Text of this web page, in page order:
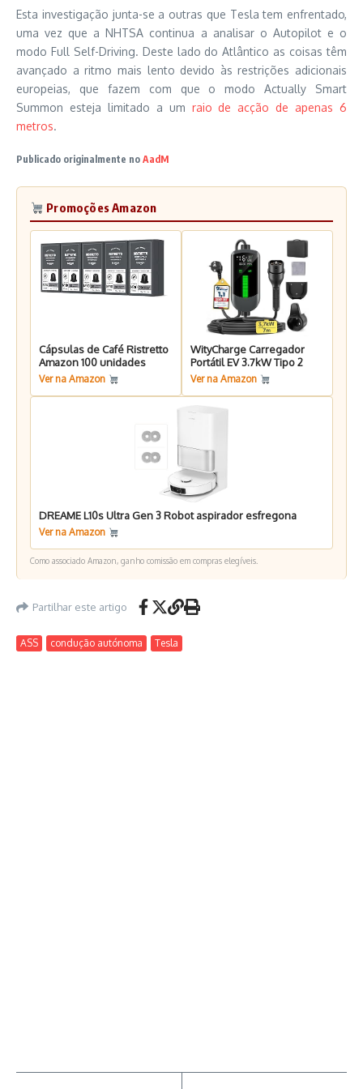
Esta investigação junta-se a outras que Tesla tem enfrentado,
uma vez que a NHTSA continua a analisar o Autopilot e o
modo Full Self-Driving. Deste lado do Atlântico as coisas têm
avançado a ritmo mais lento devido às restrições adicionais
europeias, que fazem com que o modo Actually Smart
Summon esteja limitado a um raio de acção de apenas 6
metros.
Publicado originalmente no AadM
Promoções Amazon
Cápsulas de Café Ristretto
Amazon 100 unidades
Ver na Amazon
WityCharge Carregador
Portátil EV 3.7kW Tipo 2
Ver na Amazon
DREAME L10s Ultra Gen 3 Robot aspirador esfregona
Ver na Amazon
Como associado Amazon, ganho comissão em compras elegíveis.
Partilhar este artigo
ASS condução autónoma Tesla